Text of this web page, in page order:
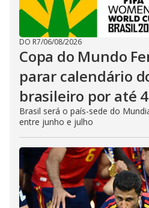
DO R7/06/08/2026
Copa do Mundo
parar calendário
brasileiro por até
Brasil será o país-sede do
entre junho e julho